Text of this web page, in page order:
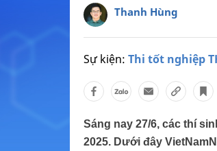
Thanh Hùng
Sự kiện: Thi tốt nghiệp
Sáng nay 27/6, các thí
2025. Dưới đây